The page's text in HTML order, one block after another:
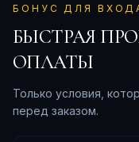
БОНУС ДЛЯ
БЫСТРАЯ
ОПЛАТЫ
Только условия,
перед заказом.